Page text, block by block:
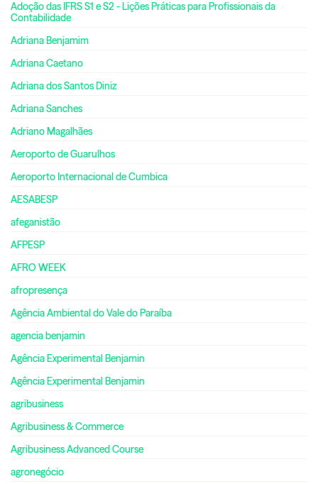
Adoção das IFRS S1 e S2 - Lições Práticas para Profissionais da
Contabilidade
Adriana Benjamim
Adriana Caetano
Adriana dos Santos Diniz
Adriana Sanches
Adriano Magalhães
Aeroporto de Guarulhos
Aeroporto Internacional de Cumbica
AESABESP
afeganistão
AFPESP
AFRO WEEK
afropresença
Agência Ambiental do Vale do Paraíba
agencia benjamin
Agência Experimental Benjamin
Agência Experimental Benjamin
agribusiness
Agribusiness & Commerce
Agribusiness Advanced Course
agronegócio